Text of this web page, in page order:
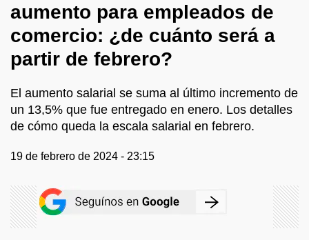
aumento para empleados de
comercio: ¿de cuánto será a
partir de febrero?
El aumento salarial se suma al último incremento de
un 13,5% que fue entregado en enero. Los detalles
de cómo queda la escala salarial en febrero.
19 de febrero de 2024 - 23:15